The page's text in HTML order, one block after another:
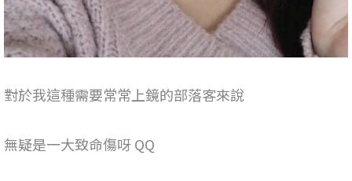
對於我這種需要常常上鏡的部落客來說
無疑是一大致命傷呀 QQ